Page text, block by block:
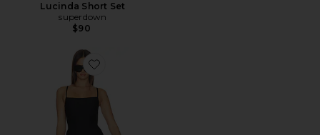
Lucinda Short Set
superdown
$90
Favorite Raven Bandage Short Set